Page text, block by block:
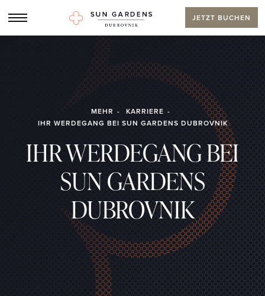
JETZT BUCHEN
MEHR
KARRIERE
IHR WERDEGANG BEI SUN GARDENS DUBROVNIK
IHR WERDEGANG BEI
SUN GARDENS
DUBROVNIK